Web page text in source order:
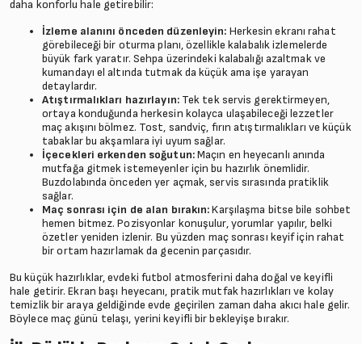
daha konforlu hale getirebilir:
İzleme alanını önceden düzenleyin: Herkesin ekranı rahat
görebileceği bir oturma planı, özellikle kalabalık izlemelerde
büyük fark yaratır. Sehpa üzerindeki kalabalığı azaltmak ve
kumandayı el altında tutmak da küçük ama işe yarayan
detaylardır.
Atıştırmalıkları hazırlayın:Tek tek servis gerektirmeyen,
ortaya konduğunda herkesin kolayca ulaşabileceği lezzetler
maç akışını bölmez. Tost, sandviç, fırın atıştırmalıkları ve küçük
tabaklar bu akşamlara iyi uyum sağlar.
İçecekleri erkenden soğutun:Maçın en heyecanlı anında
mutfağa gitmek istemeyenler için bu hazırlık önemlidir.
Buzdolabında önceden yer açmak, servis sırasında pratiklik
sağlar.
Maç sonrası için de alan bırakın:Karşılaşma bitse bile sohbet
hemen bitmez. Pozisyonlar konuşulur, yorumlar yapılır, belki
özetler yeniden izlenir. Bu yüzden maç sonrası keyif için rahat
bir ortam hazırlamak da gecenin parçasıdır.
Bu küçük hazırlıklar, evdeki futbol atmosferini daha doğal ve keyifli
hale getirir. Ekran başı heyecanı, pratik mutfak hazırlıkları ve kolay
temizlik bir araya geldiğinde evde geçirilen zaman daha akıcı hale gelir.
Böylece maç günü telaşı, yerini keyifli bir bekleyişe bırakır.